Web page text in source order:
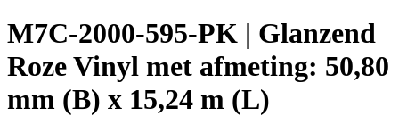
M7C-2000-595-PK | Glanzend
Roze Vinyl met afmeting: 50,80
mm (B) x 15,24 m (L)